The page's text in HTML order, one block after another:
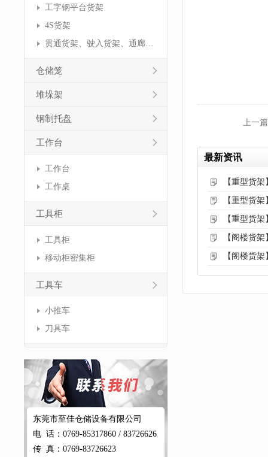
工字钢平台货架
4S货架
贯通货架、驶入货架、通廊货架
仓储笼
堆垛架
钢制托盘
工作台
工作台
工作桌
工具柜
工具柜
移动柜密集柜
工具车
小推车
刀具车
东莞市至佳仓储设备有限公司
电 话：0769-85317860 / 83726626
传 真：0769-83726623
上一
最新资讯
【重型货
【重型货
【重型货
【阁楼货
【阁楼货